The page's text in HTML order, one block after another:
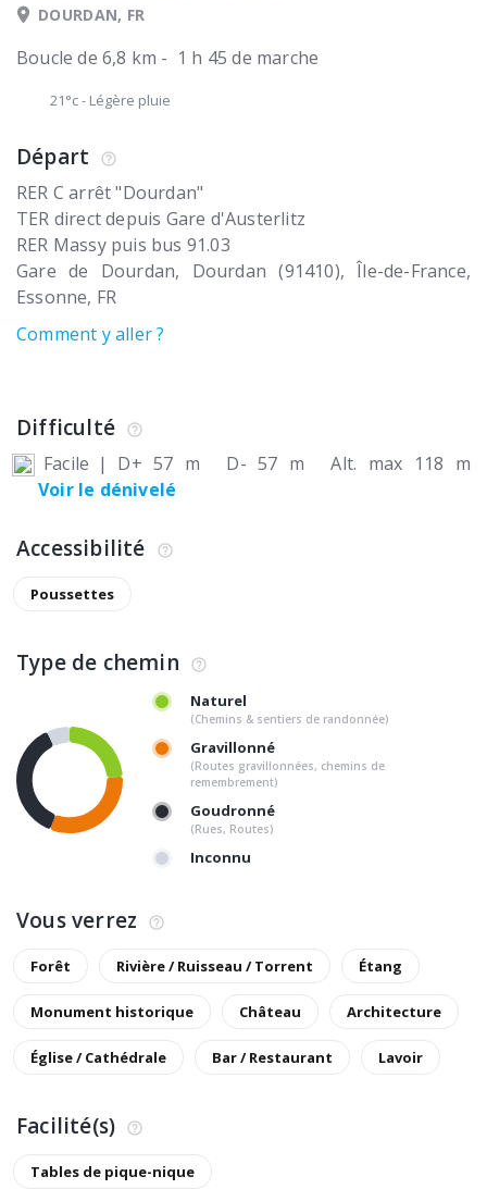
DOURDAN, FR
Boucle de 6,8 km - 1 h 45 de marche
21°c- Légère pluie
Départ
RER C arrêt "Dourdan"
TER direct depuis Gare d'Austerlitz
RER Massy puis bus 91.03
Gare de Dourdan
Dourdan (91410)
Île-de-France,
Essonne FR
Comment y aller ?
Difficulté
Facile | D+ 57 m D- 57 m
Alt. max 118 m
Voir le dénivelé
Accessibilité
Poussettes
Type de chemin
Naturel
(Chemins & sentiers de randonnée)
Gravillonné
(Routes gravillonnées, chemins de
remembrement)
Goudronné
(Rues, Routes)
Inconnu
Vous verrez
Forêt Rivière / Ruisseau / Torrent Étang
Monument historique Château Architecture
Église / Cathédrale Bar / Restaurant Lavoir
Facilité(s)
Tables de pique-nique